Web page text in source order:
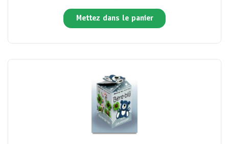
Mettez dans le panier